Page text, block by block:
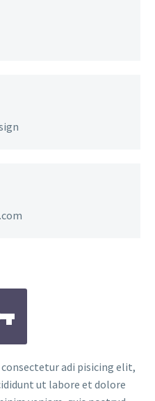
adi pisicing elit,
ut labore et dolore